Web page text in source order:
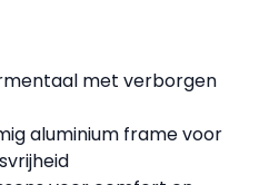
met verborgen
aluminium frame voor